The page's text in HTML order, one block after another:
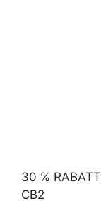
30 % RABATT
CB2